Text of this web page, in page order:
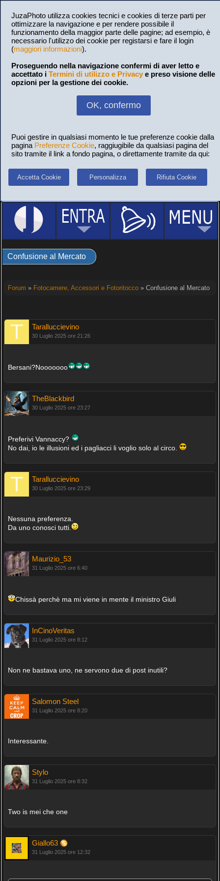
JuzaPhoto utilizza cookies tecnici e cookies di terze parti per
ottimizzare la navigazione e per rendere possibile il
funzionamento della maggior parte delle pagine; ad esempio, è
necessario l'utilizzo dei cookie per registarsi e fare il login
(maggiori informazioni).
Proseguendo nella navigazione confermi di aver letto e
accettato i Termini di utilizzo e Privacy e preso visione delle
opzioni per la gestione dei cookie.
OK, confermo
Puoi gestire in qualsiasi momento le tue preferenze cookie dalla
pagina Preferenze Cookie, raggiugibile da qualsiasi pagina del
sito tramite il link a fondo pagina, o direttamente tramite da qui:
Accetta Cookie Personalizza Rifiuta Cookie
Confusione al Mercato
Forum » Fotocamere, Accessori e Fotoritocco» Confusione al Mercato
Taralluccievino
30 Luglio 2025 ore 21:26
Bersani?Nooooooo
TheBlackbird
30 Luglio 2025 ore 23:27
Preferivi Vannaccy?
No dai, io le illusioni ed i pagliacci li voglio solo al circo.
Taralluccievino
30 Luglio 2025 ore 23:29
Nessuna preferenza.
Da uno conosci tutti.
Maurizio_53
31 Luglio 2025 ore 6:40
Chissà perchè ma mi viene in mente il ministro Giuli
InCinoVeritas
31 Luglio 2025 ore 8:12
Non ne bastava uno, ne servono due di post inutili?
Salomon Steel
31 Luglio 2025 ore 8:20
Interessante.
Stylo
31 Luglio 2025 ore 8:32
Two is mei che one
Giallo63
31 Luglio 2025 ore 12:32